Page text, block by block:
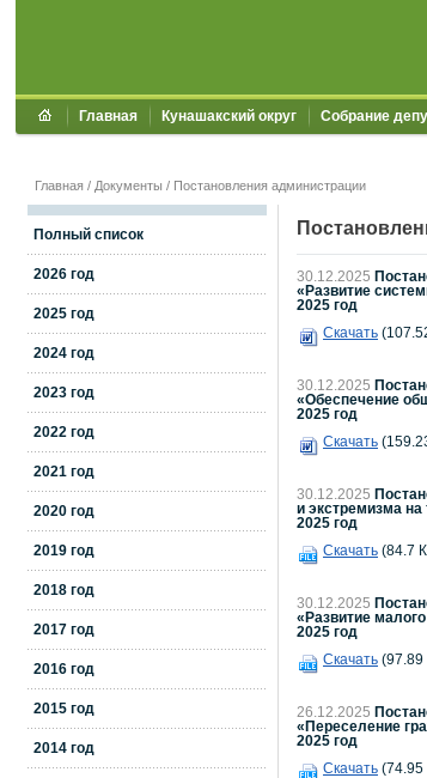
Главная Кунашакский округ Собрание
Главная / Документы / Постановления администрации
Полный список
2026 год
2025 год
2024 год
2023 год
2022 год
2021 год
2020 год
2019 год
2018 год
2017 год
2016 год
2015 год
2014 год
30.12.2025
«Развитие
2025 год
Скачать
30.12.2025
«Обеспечение
2025 год
Скачать
30.12.2025
и экстремизма на
2025 год
Скачать (84.7
30.12.2025
«Развитие
2025 год
Скачать (97.89
26.12.2025
«Переселение
2025 год
Скачать (74.95